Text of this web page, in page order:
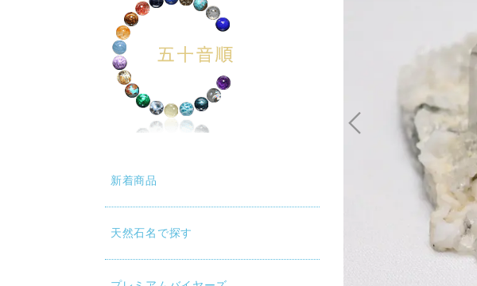
新着商品
天然石名で探す